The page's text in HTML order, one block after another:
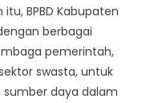
BPBD Kabupaten
berbagai
pemerintah,
swasta, untuk
daya dalam